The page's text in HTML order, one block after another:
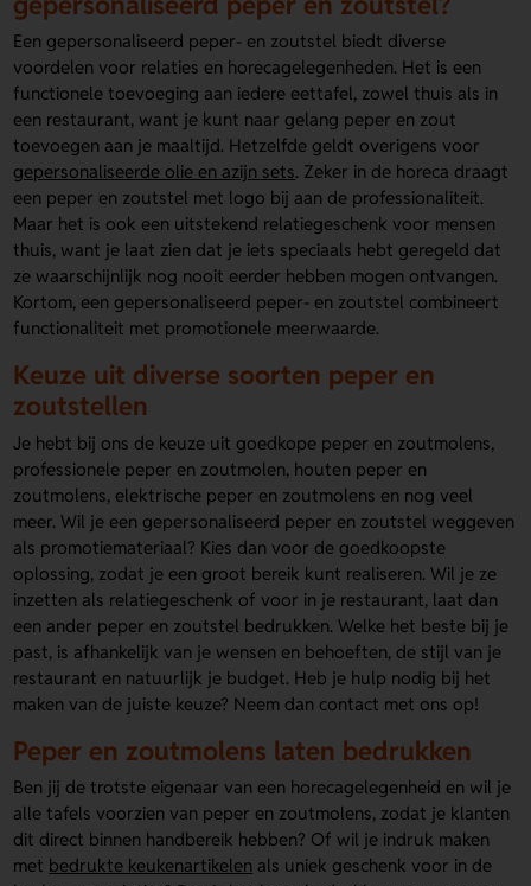
Een gepersonaliseerd peper- en zoutstel biedt diverse
voordelen voor relaties en horecagelegenheden. Het is een
functionele toevoeging aan iedere eettafel, zowel thuis als in
een restaurant, want je kunt naar gelang peper en zout
toevoegen aan je maaltijd. Hetzelfde geldt overigens voor
gepersonaliseerde olie en azijn sets. Zeker in de horeca draagt
een peper en zoutstel met logo bij aan de professionaliteit.
Maar het is ook een uitstekend relatiegeschenk voor mensen
thuis, want je laat zien dat je iets speciaals hebt geregeld dat
ze waarschijnlijk nog nooit eerder hebben mogen ontvangen.
Kortom, een gepersonaliseerd peper- en zoutstel combineert
functionaliteit met promotionele meerwaarde.
Keuze uit diverse soorten peper en
zoutstellen
Je hebt bij ons de keuze uit goedkope peper en zoutmolens,
professionele peper en zoutmolen, houten peper en
zoutmolens, elektrische peper en zoutmolens en nog veel
meer. Wil je een gepersonaliseerd peper en zoutstel weggeven
als promotiemateriaal? Kies dan voor de goedkoopste
oplossing, zodat je een groot bereik kunt realiseren. Wil je ze
inzetten als relatiegeschenk of voor in je restaurant, laat dan
een ander peper en zoutstel bedrukken. Welke het beste bij je
past, is afhankelijk van je wensen en behoeften, de stijl van je
restaurant en natuurlijk je budget. Heb je hulp nodig bij het
maken van de juiste keuze? Neem dan contact met ons op!
Peper en zoutmolens laten bedrukken
Ben jij de trotste eigenaar van een horecagelegenheid en wil je
alle tafels voorzien van peper en zoutmolens, zodat je klanten
dit direct binnen handbereik hebben? Of wil je indruk maken
met bedrukte keukenartikelen als uniek geschenk voor in de